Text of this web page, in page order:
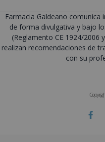
Farmacia Galdeano
de forma divulgativa y bajo
(Reglamento CE 1924/2006
realizan recomendaciones de
con su